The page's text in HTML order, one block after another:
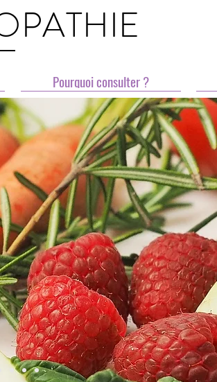
Pourquoi consulter ?